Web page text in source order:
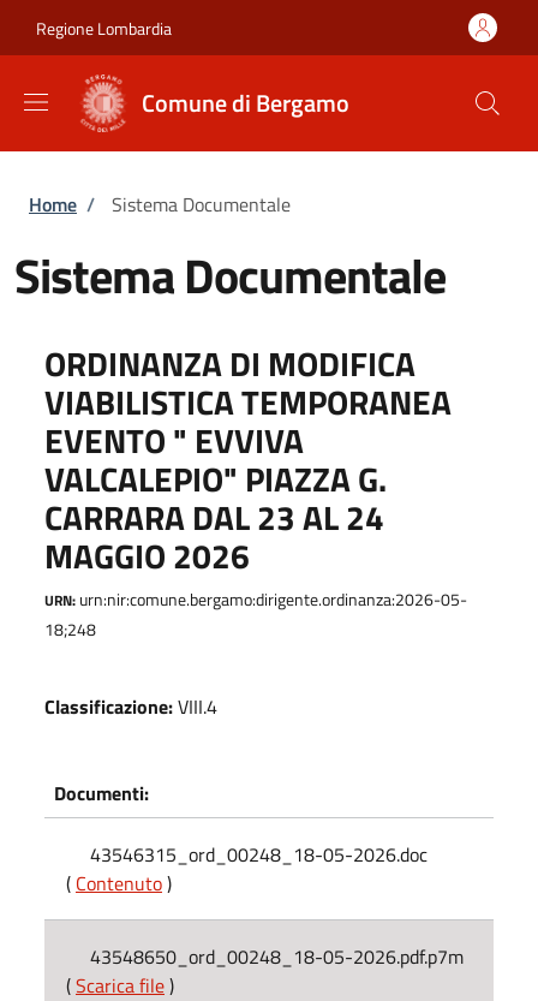
Regione Lombardia
Comune di Bergamo
Briciole di pane
Home / Sistema Documentale
Sistema Documentale
ORDINANZA DI MODIFICA
VIABILISTICA TEMPORANEA
EVENTO " EVVIVA
VALCALEPIO" PIAZZA G.
CARRARA DAL 23 AL 24
MAGGIO 2026
URN: urn:nir:comune.bergamo:dirigente.ordinanza:2026-05-
18;248
Classificazione:VIII.4
Documenti:
43546315_ord_00248_18-05-2026.doc
( Contenuto)
43548650_ord_00248_18-05-2026.pdf.p7m
(Scarica file)